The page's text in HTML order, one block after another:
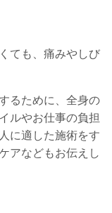
ても、痛みやしび
るために、全身の
ルやお仕事の負担
に適した施術をす
アなどもお伝えし